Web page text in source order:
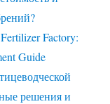
Factory:
Guide
решения и